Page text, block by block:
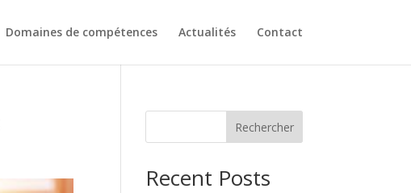
Domaines de compétences Actualités Contact
Rechercher
Recent Posts